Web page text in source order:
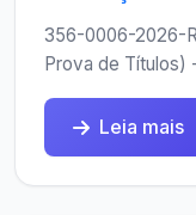
356-0006-2026-
Prova de Títulos)
Leia mais